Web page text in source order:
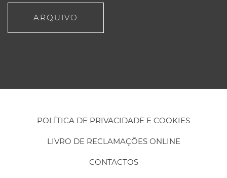
ARQUIVO
POLÍTICA DE PRIVACIDADE E COOKIES
LIVRO DE RECLAMAÇÕES ONLINE
CONTACTOS